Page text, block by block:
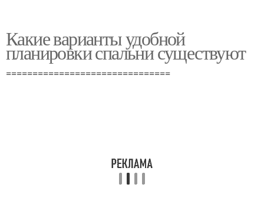
Какие варианты удобной
планировки спальни существуют
===============================